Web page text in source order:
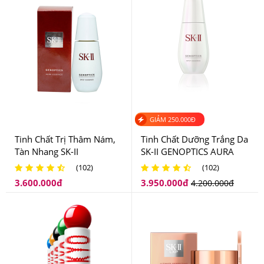
Ai đã sử dụng Kem Chống Lão Hóa Cao Cấp SK-II
Skin Power Re-New Cream
SK-II Skin Power Re-New Cream phù hợp cho hầu hết
những ai đang có nhu cầu làm đẹp da mặt và cần cải
thiện làn da của mình.
Tinh Chất Trị Thâm Nám,
Tàn Nhang SK-II
GENOPTICS SPOT
ESSENCE (50ml)
(102)
3.600.000đ
GIẢM 250.000Đ
Tinh Chất Dưỡng Trắng Da
SK-II GENOPTICS AURA
ESSENCE (50ml)(102)
3.950.000đ 4.200.000đ